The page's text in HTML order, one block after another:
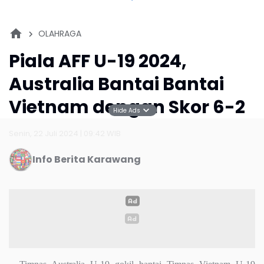
OLAHRAGA
Piala AFF U-19 2024,
Australia Bantai Bantai
Vietnam dengan Skor 6-2
Info Berita Karawang
Hide Ads